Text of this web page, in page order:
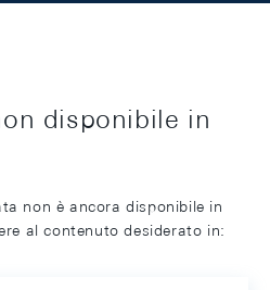
disponibile in
non è ancora disponibile in
al contenuto desiderato in: